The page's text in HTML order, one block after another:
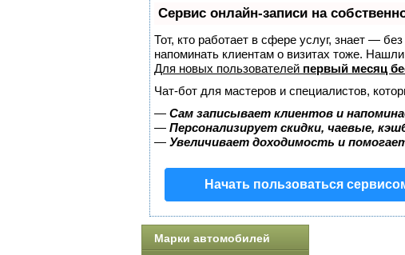
Сервис онлайн-записи на
Тот, кто работает в сфере услуг, знает —
напоминать клиентам о визитах тоже.
Для новых пользователей первый месяц
Чат-бот для мастеров и специалистов,
— Сам записывает клиентов и
— Персонализирует скидки, чаевые,
— Увеличивает доходимость и
Начать пользоваться
Марки автомобилей